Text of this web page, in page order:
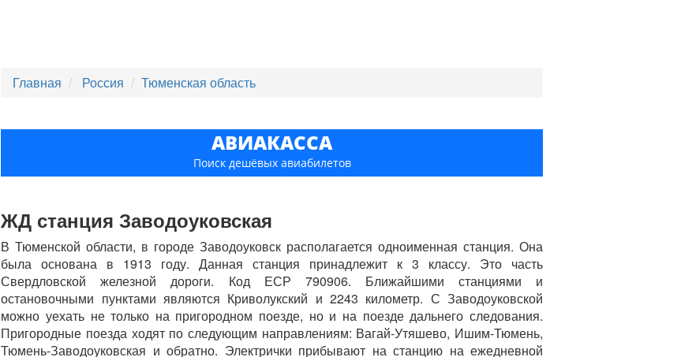
Главная Россия Тюменская область
АВИАКАССА
Поиск дешёвых авиабилетов
ЖД станция Заводоуковская
В Тюменской области, в городе Заводоуковск располагается одноименная станция. Она
была основана в 1913 году. Данная станция принадлежит к 3 классу. Это часть
Свердловской железной дороги. Код ЕСР 790906. Ближайшими станциями и
остановочными пунктами являются Криволукский и 2243 километр. С Заводоуковской
можно уехать не только на пригородном поезде, но и на поезде дальнего следования.
Пригородные поезда ходят по следующим направлениям: Вагай-Утяшево, Ишим-Тюмень,
Тюмень-Заводоуковская и обратно. Электрички прибывают на станцию на ежедневной